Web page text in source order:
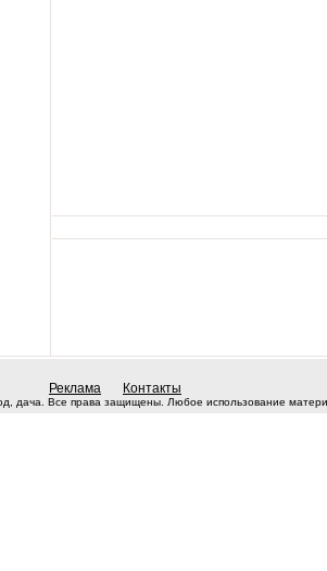
Реклама Контакты
дача. Все права защищены. Любое использование